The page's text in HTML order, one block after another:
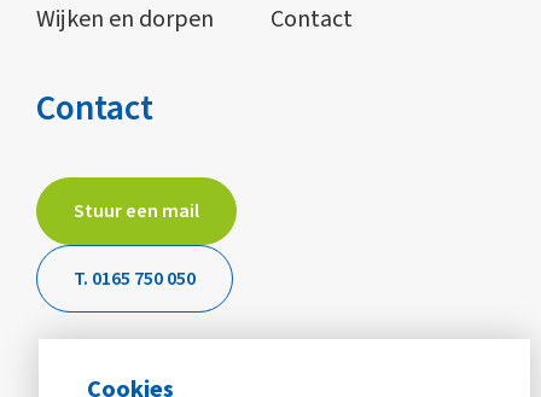
Cookies
Wijken en dorpen
Contact
Contact
Stuur een mail
T. 0165 750 050